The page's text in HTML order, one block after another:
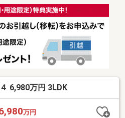
歩16分----------------------お気軽に下
約》ボタンをクリック！又は大和
料)まで
6,980万円 3LDK
万円